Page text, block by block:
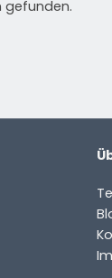
gefunden.